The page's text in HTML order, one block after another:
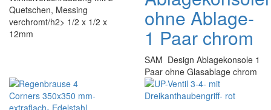
Quetschen, Messing
verchromt/h2> 1/2 x 1/2 x
12mm
ohne Ablage-
1 Paar chrom
SAM Design Ablagekonsole 1
Paar ohne Glasablage chrom